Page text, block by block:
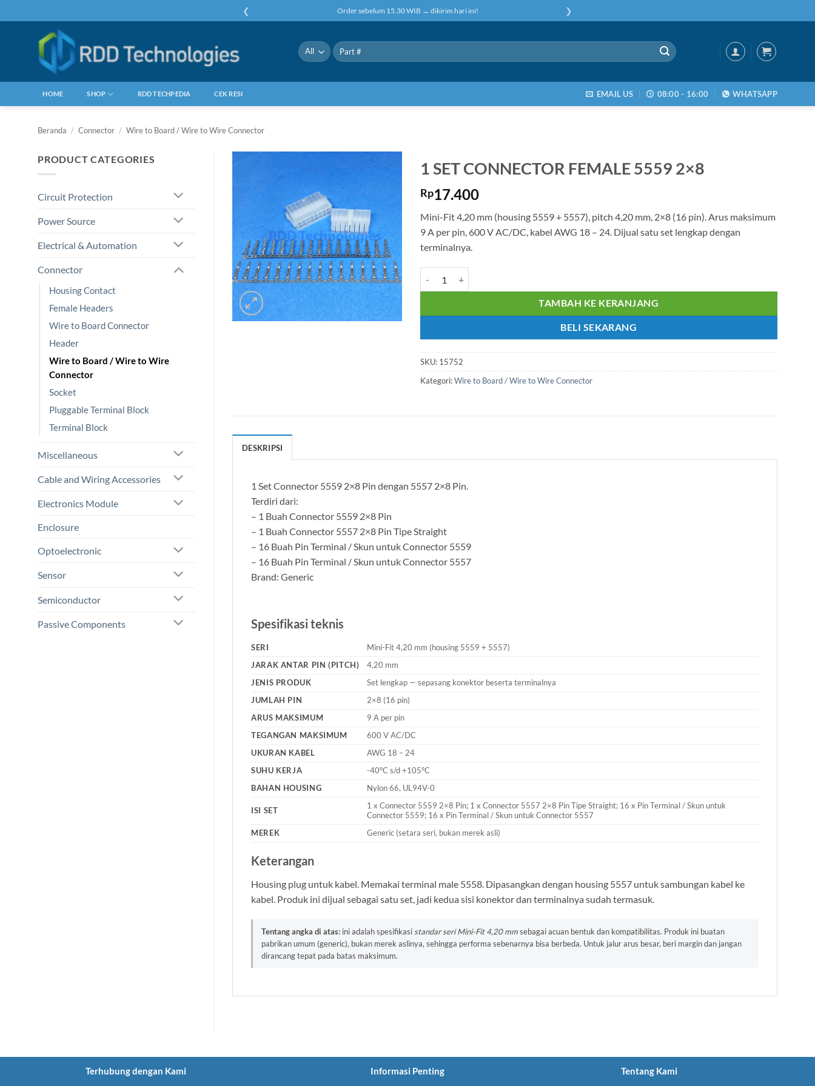
to
❮ Order sebelum 15.30 WIB → dikirim hari ini! ❯
Pencarian
untuk:
HOME SHOP RDD TECHPEDIA CEK RESI EMAIL US 08:00 - 16:00 WHATSAPP
Beranda / Connector / Wire to Board / Wire to Wire Connector
PRODUCT CATEGORIES
Circuit Protection
Power Source
Electrical & Automation
Connector
Housing Contact
Female Headers
Wire to Board Connector
Header
Wire to Board / Wire to Wire
Connector
Socket
Pluggable Terminal Block
Terminal Block
Miscellaneous
Cable and Wiring Accessories
Electronics Module
Enclosure
Optoelectronic
Sensor
Semiconductor
Passive Components
1 SET CONNECTOR FEMALE 5559 2×8
Rp17.400
Mini-Fit 4,20 mm (housing 5559 + 5557), pitch 4,20 mm, 2×8 (16 pin). Arus maksimum
9 A per pin, 600 V AC/DC, kabel AWG 18 – 24. Dijual satu set lengkap dengan
terminalnya.
TAMBAH KE KERANJANG
BELI SEKARANG
SKU: 15752
Kategori:Wire to Board / Wire to Wire Connector
DESKRIPSI
1 Set Connector 5559 2×8 Pin dengan 5557 2×8 Pin.
Terdiri dari:
– 1 Buah Connector 5559 2×8 Pin
– 1 Buah Connector 5557 2×8 Pin Tipe Straight
– 16 Buah Pin Terminal / Skun untuk Connector 5559
– 16 Buah Pin Terminal / Skun untuk Connector 5557
Brand: Generic
Spesifikasi teknis
SERI
Mini-Fit 4,20 mm (housing 5559 + 5557)
JARAK ANTAR PIN (PITCH)
4,20 mm
JENIS PRODUK
Set lengkap — sepasang konektor beserta terminalnya
JUMLAH PIN
2×8 (16 pin)
ARUS MAKSIMUM
9 A per pin
TEGANGAN MAKSIMUM
600 V AC/DC
UKURAN KABEL
AWG 18 – 24
SUHU KERJA
-40°C s/d +105°C
BAHAN HOUSING
Nylon 66, UL94V-0
ISI SET
1 x Connector 5559 2×8 Pin; 1 x Connector 5557 2×8 Pin Tipe Straight; 16 x Pin Terminal / Skun untuk
Connector 5559; 16 x Pin Terminal / Skun untuk Connector 5557
MEREK
Generic (setara seri, bukan merek asli)
Keterangan
Housing plug untuk kabel. Memakai terminal male 5558. Dipasangkan dengan housing 5557 untuk sambungan kabel ke
kabel. Produk ini dijual sebagai satu set, jadi kedua sisi konektor dan terminalnya sudah termasuk.
Tentang angka di atas: ini adalah spesifikasi standar seri Mini-Fit 4,20 mmsebagai acuan bentuk dan kompatibilitas. Produk ini buatan
pabrikan umum (generic), bukan merek aslinya, sehingga performa sebenarnya bisa berbeda. Untuk jalur arus besar, beri margin dan jangan
dirancang tepat pada batas maksimum.
Terhubung dengan Kami Informasi Penting Tentang Kami